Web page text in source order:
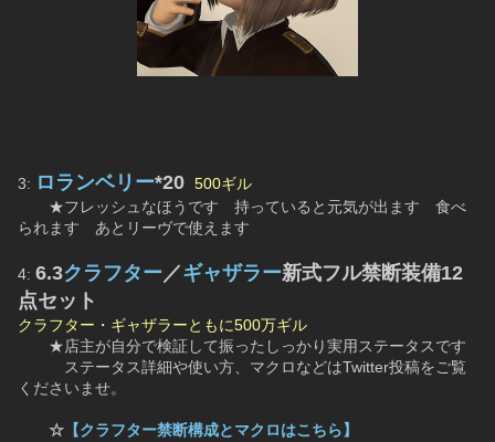
3: ロランベリー*20 500ギル
★フレッシュなほうです　持っていると元気が出ます　食べ
られます　あとリーヴで使えます
4: 6.3クラフター／ギャザラー新式フル禁断装備12
点セット
クラフター・ギャザラーともに500万ギル
★店主が自分で検証して振ったしっかり実用ステータスです
ステータス詳細や使い方、マクロなどはTwitter投稿をご覧
くださいませ。
☆【クラフター禁断構成とマクロはこちら】